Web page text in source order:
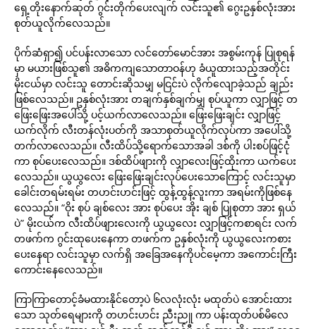
ရှေ့တိုးနောက်ဆုတ် ဂွင်းတိုက်ပေးလျက် လင်းသူ၏ ဂွေးဥနှစ်လုံးအား
စုတ်ယူလိုက်လေသည်။
ပိုက်ဆံရှာ၍ ပင်ပန်းလာသော လင်တော်မောင်အား အစွမ်းကုန် ပြုစုရန်
မှာ မယားဖြစ်သူ၏ အဓိကကျသောတာဝန်ဟု ခံယူထားသည့်အတိုင်း
မိုးငယ်မှာ လင်းသူ တောင်းဆိုသမျှ မငြင်းပဲ လိုက်လျောခဲ့သည် ချည်း
ဖြစ်လေသည်။ ဥနှစ်လုံးအား တချက်နှစ်ချက်မျှ စုပ်ယူကာ လျှာဖြင့် တ
ဖြေးဖြေးအပေါ်သို့ ပင့်ယက်လာလေသည်။ ဖြေးဖြေးချင်း လျှာဖြင့်
ယက်လိုက် လီးတန်လုံးပတ်ကို အသာစုတ်ယူလိုက်လုပ်ကာ အပေါ်သို့
တက်လာလေသည်။ လီးထိပ်သို့ရောက်သောအခါ ဒစ်ကို ပါးစပ်ဖြင့်ငုံ
ကာ စုပ်ပေးလေသည်။ ဒစ်ထိပ်ဖျားကို လျှာလေးဖြင့်ထိုးကာ ယက်ပေး
လေသည်။ ယွယွလေး ဖြေးဖြေးချင်းလုပ်ပေးသောကြောင့် လင်းသူမှာ
ခေါင်းတရမ်းရမ်း တဟင်းဟင်းဖြင့် ထွန့်ထွန့်လူးကာ အရမ်းကိုဖြစ်နေ
လေသည်။ “ဝိုး စုပ် ချစ်လေး အား စုပ်ပေး အိုး ချစ် ပြုစုတာ အား ရှယ်
ပဲ” မိုးငယ်က လီးထိပ်ဖျားလေးကို ယွယွလေး လျှာဖြင့်ကစာရင်း လက်
တဖက်က ဂွင်းထုပေးနေကာ တဖက်က ဥနှစ်လုံးကို ယွယွလေးကစား
ပေးနေရာ လင်းသူမှာ လက်ရှိ အခြေအနေကိုပင်မေ့ကာ အကောင်းကြီး
ကောင်းနေလေသည်။
ကြာကြာတောင့်ခံမထားနိုင်တော့ပဲ ၆လလုံးလုံး မထုတ်ပဲ အောင်းထား
သော သုတ်ရေများကို တဟင်းဟင်း ညီးညူ ကာ ပန်းထုတ်ပစ်မိလေ